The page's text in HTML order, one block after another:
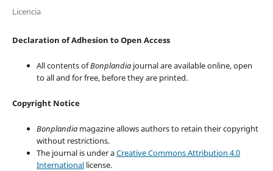
Licencia
Declaration of Adhesion to Open Access
All contents ofBonplandiajournal are available online, open
to all and for free, before they are printed.
Copyright Notice
Bonplandiamagazine allows authors to retain their copyright
without restrictions.
The journal is under aCreative Commons Attribution 4.0
Internationallicense.